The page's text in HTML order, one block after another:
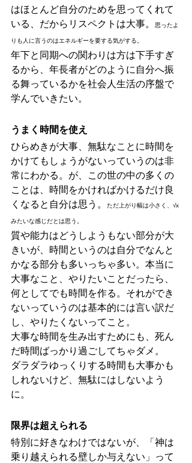
はほとんど自分のためを思ってくれて
いる、だからリスペクトは大事。
思ったよ
りも人に言うのはエネルギーを要する気がする。
年下と同期への関わりは方は下手すぎ
るから、年長者がどのように自分へ振
る舞っているかを社会人生活の序盤で
学んでいきたい。
うまく時間を使え
ひらめきが大事、無駄なことに時間を
かけてもしょうがないっていうのは非
常にわかる。が、この世の中の多くの
ことは、時間をかければかけるだけ良
くなると自分は思う。
ただ上がり幅は小さく、√x
みたいな感じだとは思う。
質や能力はどうしようもない部分が大
きいが、時間というのは自分でなんと
かなる部分も多いっちゃ多い。本当に
大事なこと、やりたいことだったら、
何としてでも時間を作る。それができ
ないっていうのは基本的には言い訳だ
し、やりたくないってこと。
大事な時間を生み出すためにも、死ん
だ時間ばっかり過ごしてちゃダメ。
ダラダラゆっくりする時間も大事かも
しれないけど、無駄にはしないよう
に。
限界は超えられる
特別に好きなわけではないが、「神は
乗り越えられる壁しか与えない」って